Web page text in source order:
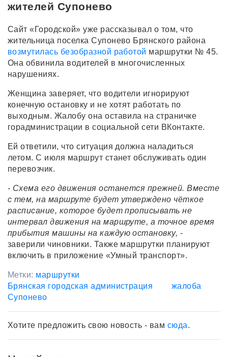
жителей Супонево
Сайт «Городской» уже рассказывал о том, что
жительница поселка Супонево Брянского района
возмутилась безобразной работой маршрутки № 45.
Она обвинила водителей в многочисленных
нарушениях.
Женщина заверяет, что водители игнорируют
конечную остановку и не хотят работать по
выходным. Жалобу она оставила на страничке
горадминистрации в социальной сети ВКонтакте.
Ей ответили, что ситуация должна наладиться
летом. С июля маршрут станет обслуживать один
перевозчик.
- Схема его движения останется прежней. Вместе
с тем, на маршруте будет утверждено чёткое
расписание, которое будет прописывать не
интервал движения на маршруте, а точное время
прибытия машины на каждую остановку, -
заверили чиновники. Также маршрутки планируют
включить в приложение «Умный транспорт».
Метки: маршрутки
Брянская городская администрация
жалоба
Супонево
Хотите предложить свою новость - вам сюда.